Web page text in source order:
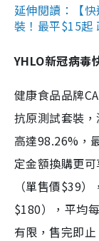
延伸閱讀：【
裝！最平$15起
YHLO新冠病毒
健康食品品牌
抗原測試套裝
高達98.26%，
定金額換購更
（單售價$39
$180），平均
有限，售完即止